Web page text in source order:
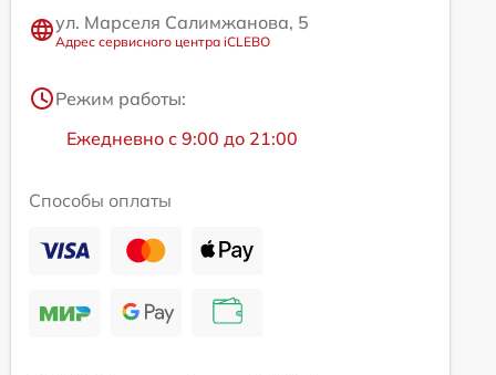
ул. Марселя Салимжанова, 5
Адрес сервисного центра iCLEBO
Режим работы:
Ежедневно с 9:00 до 21:00
Способы оплаты